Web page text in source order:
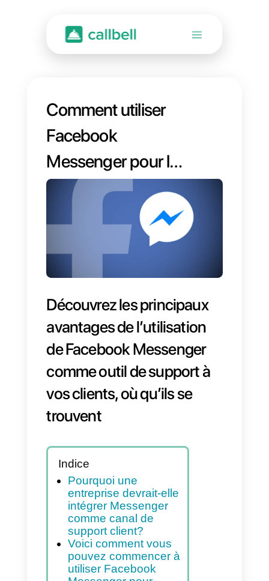
Comment utiliser
Facebook
Messenger pour le
service client
Découvrez les principaux
avantages de l’utilisation
de Facebook Messenger
comme outil de support à
vos clients, où qu’ils se
trouvent
Indice